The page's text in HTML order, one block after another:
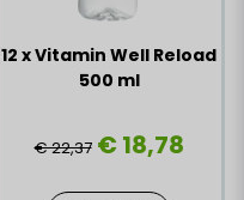
12 x Vitamin Well Reload
500 ml
€ 22,37 € 18,78